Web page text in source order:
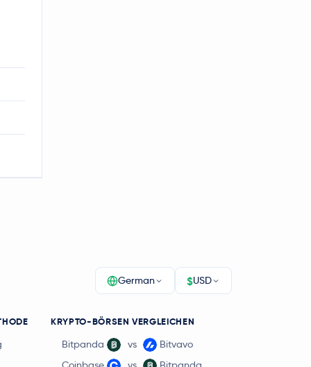
German $USD
KRYPTO-BÖRSEN VERGLEICHEN
Bitpanda vs
Bitvavo